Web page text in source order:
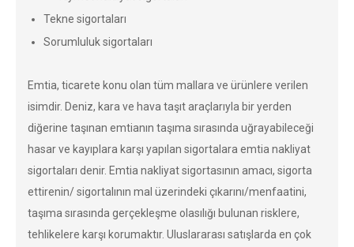
Tekne sigortaları
Sorumluluk sigortaları
Emtia, ticarete konu olan tüm mallara ve ürünlere verilen
isimdir. Deniz, kara ve hava taşıt araçlarıyla bir yerden
diğerine taşınan emtianın taşıma sırasında uğrayabileceği
hasar ve kayıplara karşı yapılan sigortalara emtia nakliyat
sigortaları denir. Emtia nakliyat sigortasının amacı, sigorta
ettirenin/ sigortalının mal üzerindeki çıkarını/menfaatini,
taşıma sırasında gerçekleşme olasılığı bulunan risklere,
tehlikelere karşı korumaktır. Uluslararası satışlarda en çok